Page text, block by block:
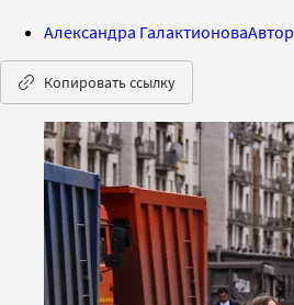
Александра ГалактионоваАвтор
Копировать ссылку